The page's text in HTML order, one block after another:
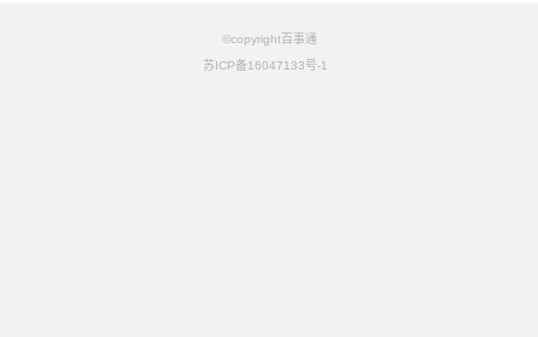
©copyright百事通
苏ICP备16047133号-1